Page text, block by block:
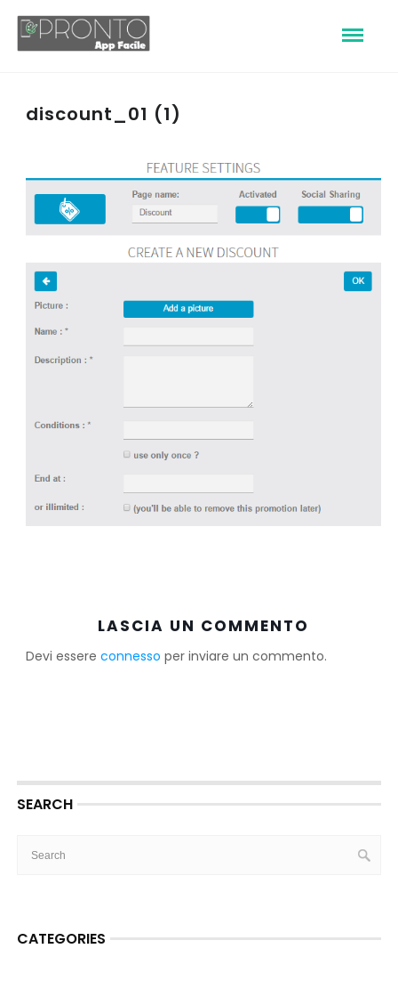
discount_01 (1)
LASCIA UN COMMENTO
Devi essere connesso per inviare un commento.
SEARCH
CATEGORIES